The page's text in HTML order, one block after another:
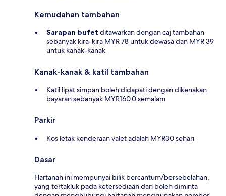
Kemudahan tambahan
Sarapan bufet ditawarkan dengan caj tambahan
sebanyak kira-kira MYR 78 untuk dewasa dan MYR 39
untuk kanak-kanak
Kanak-kanak & katil tambahan
Katil lipat simpan boleh didapati dengan dikenakan
bayaran sebanyak MYR160.0 semalam
Parkir
Kos letak kenderaan valet adalah MYR30 sehari
Dasar
Hartanah ini mempunyai bilik bercantum/bersebelahan,
yang tertakluk pada ketersediaan dan boleh diminta